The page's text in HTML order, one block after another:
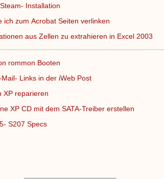
Installation
ich zum Acrobat Seiten verlinken
aus Zellen zu extrahieren in Excel 2003
rommon Booten
Links in der iWeb Post
XP reparieren
XP CD mit dem SATA-Treiber erstellen
S207 Specs